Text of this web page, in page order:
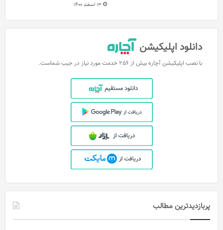
13 اسفند 1400
دانلود اپلیکیشن
با نصب اپلیکیشن آچاره بیش از 256 خدمت مورد نیاز در جیب شماست.
پربازدیدترین مطالب